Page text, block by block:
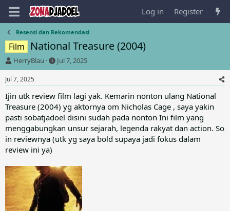
Log in Register
Resensi dan Rekomendasi
Film National Treasure (2004)
T
h
r
e
a
d
s
a
r
t
r
HerryBlau
S
t
r
t
d
a
e
Jul 7, 2025
Jul 7, 2025
Ijin utk review film lagi yak. Kemarin nonton ulang National
Treasure (2004) yg aktornya om Nicholas Cage , saya yakin
pasti sobatjadoel disini sudah pada nonton Ini film yang
menggabungkan unsur sejarah, legenda rakyat dan action. So
in reviewnya (utk yg saya bold supaya jadi fokus dalam
review ini ya)